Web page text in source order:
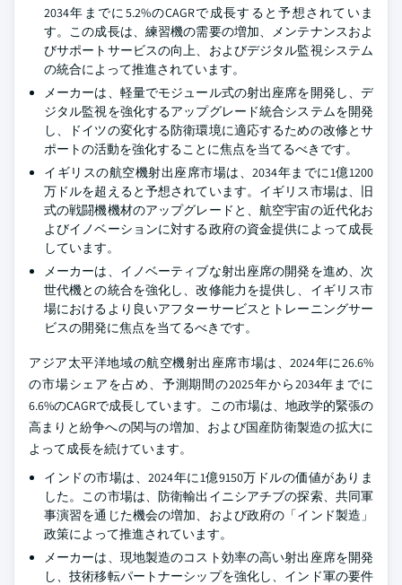
2034年までに5.2%のCAGRで成長すると予想されていま
す。この成長は、練習機の需要の増加、メンテナンスおよ
びサポートサービスの向上、およびデジタル監視システム
の統合によって推進されています。
メーカーは、軽量でモジュール式の射出座席を開発し、デ
ジタル監視を強化するアップグレード統合システムを開発
し、ドイツの変化する防衛環境に適応するための改修とサ
ポートの活動を強化することに焦点を当てるべきです。
イギリスの航空機射出座席市場は、2034年までに1億1200
万ドルを超えると予想されています。イギリス市場は、旧
式の戦闘機機材のアップグレードと、航空宇宙の近代化お
よびイノベーションに対する政府の資金提供によって成長
しています。
メーカーは、イノベーティブな射出座席の開発を進め、次
世代機との統合を強化し、改修能力を提供し、イギリス市
場におけるより良いアフターサービスとトレーニングサー
ビスの開発に焦点を当てるべきです。
アジア太平洋地域の航空機射出座席市場は、2024年に26.6%
の市場シェアを占め、予測期間の2025年から2034年までに
6.6%のCAGRで成長しています。この市場は、地政学的緊張の
高まりと紛争への関与の増加、および国産防衛製造の拡大に
よって成長を続けています。
インドの市場は、2024年に1億9150万ドルの価値がありま
した。この市場は、防衛輸出イニシアチブの探索、共同軍
事演習を通じた機会の増加、および政府の「インド製造」
政策によって推進されています。
メーカーは、現地製造のコスト効率の高い射出座席を開発
し、技術移転パートナーシップを強化し、インド軍の要件